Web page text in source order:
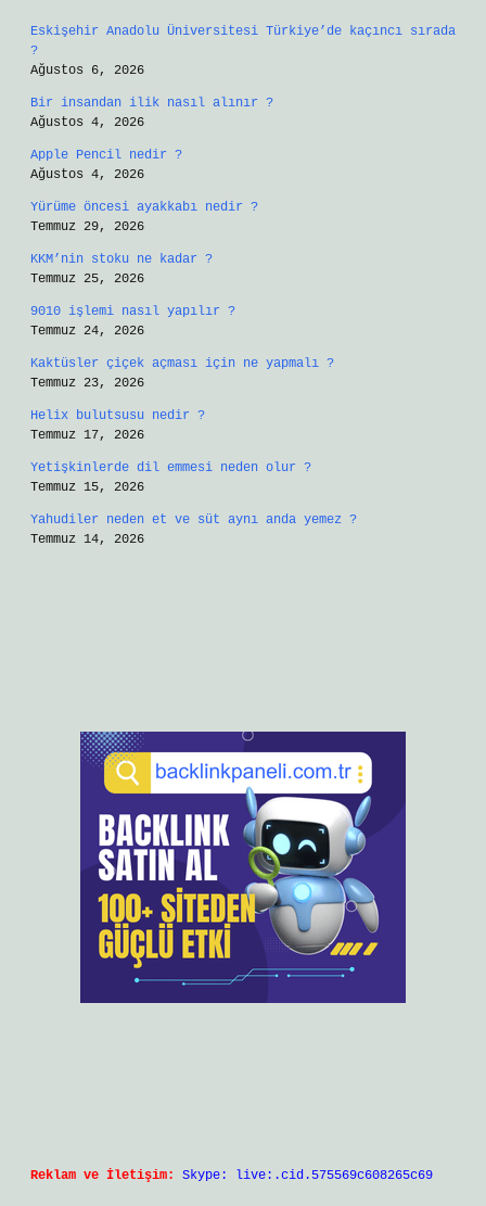
Eskişehir Anadolu Üniversitesi Türkiye’de kaçıncı sırada
?
Ağustos 6, 2026
Bir insandan ilik nasıl alınır ?
Ağustos 4, 2026
Apple Pencil nedir ?
Ağustos 4, 2026
Yürüme öncesi ayakkabı nedir ?
Temmuz 29, 2026
KKM’nin stoku ne kadar ?
Temmuz 25, 2026
9010 işlemi nasıl yapılır ?
Temmuz 24, 2026
Kaktüsler çiçek açması için ne yapmalı ?
Temmuz 23, 2026
Helix bulutsusu nedir ?
Temmuz 17, 2026
Yetişkinlerde dil emmesi neden olur ?
Temmuz 15, 2026
Yahudiler neden et ve süt aynı anda yemez ?
Temmuz 14, 2026
Reklam ve İletişim: Skype: live:.cid.575569c608265c69